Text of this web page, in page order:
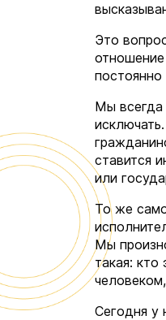
Это
Мы всегда
ставится
или
То же
Мы
такая:
Сегодня у